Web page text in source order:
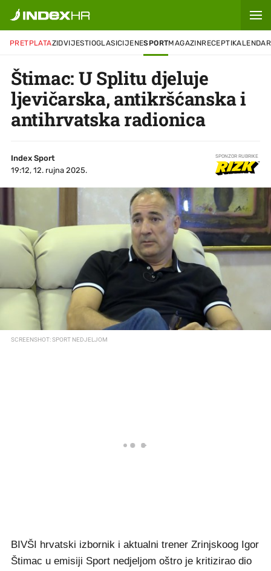
PRETPLATAZIDVIJESTIOGLASICIJENESPORTMAGAZINRECEPTIKALENDAR
Štimac: U Splitu djeluje
ljevičarska, antikršćanska i
antihrvatska radionica
Index Sport
19:12, 12. rujna 2025.
SPONZOR RUBRIKE
SCREENSHOT: SPORT NEDJELJOM
BIVŠI hrvatski izbornik i aktualni trener Zrinjskoog Igor
Štimac u emisiji Sport nedjeljom oštro je kritizirao dio